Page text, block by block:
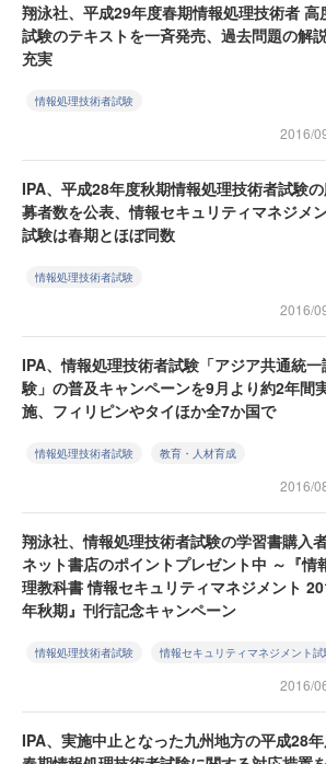
翔泳社、平成29年度春期情報処理技術者 高
試験のテキストを一斉発売、過去問題の解
充実
情報処理技術者試験
2016/
IPA、平成28年度秋期情報処理技術者試験
募者数を公表、情報セキュリティマネジメ
試験は春期とほぼ同数
情報処理技術者試験
2016/
IPA、情報処理技術者試験「アジア共通統一
験」の普及キャンペーンを9月より約2年間
施、フィリピンやタイほか全7か国で
情報処理技術者試験 教育・人材育成
2016/
翔泳社、情報処理技術者試験の学習書購入
ネット書店のポイントプレゼント中 ～『情
理教科書 情報セキュリティマネジメント
年秋期』刊行記念キャンペーン
情報処理技術者試験 情報セキュリティマネジメント
2016/
IPA、実施中止となった九州地方の平成28